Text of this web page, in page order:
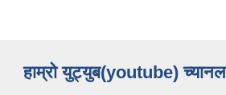
हाम्रो युट्युब(youtube) च्यानल